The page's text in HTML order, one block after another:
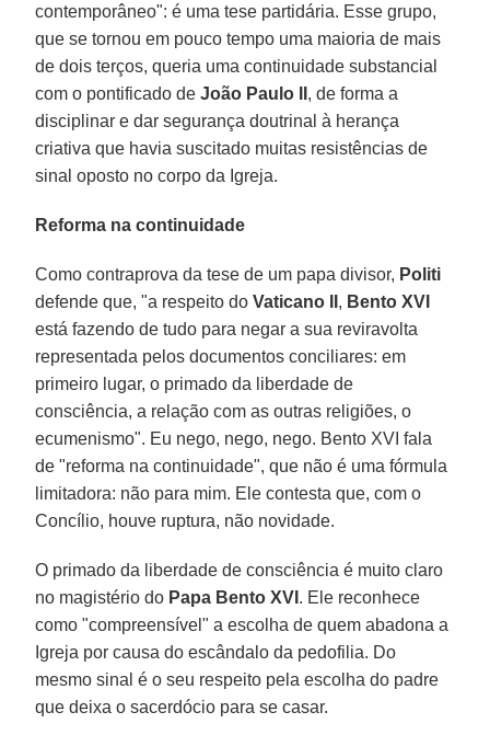
contemporâneo": é uma tese partidária. Esse grupo,
que se tornou em pouco tempo uma maioria de mais
de dois terços, queria uma continuidade substancial
com o pontificado deJoão Paulo II , de forma a
disciplinar e dar segurança doutrinal à herança
criativa que havia suscitado muitas resistências de
sinal oposto no corpo da Igreja.
Reforma na continuidade
Como contraprova da tese de um papa divisor, Politi
defende que, "a respeito doVaticano II , Bento XVI
está fazendo de tudo para negar a sua reviravolta
representada pelos documentos conciliares: em
primeiro lugar, o primado da liberdade de
consciência, a relação com as outras religiões, o
ecumenismo". Eu nego, nego, nego. Bento XVI fala
de "reforma na continuidade", que não é uma fórmula
limitadora: não para mim. Ele contesta que, com o
Concílio, houve ruptura, não novidade.
O primado da liberdade de consciência é muito claro
no magistério do Papa Bento XVI . Ele reconhece
como "compreensível" a escolha de quem abadona a
Igreja por causa do escândalo da pedofilia. Do
mesmo sinal é o seu respeito pela escolha do padre
que deixa o sacerdócio para se casar.